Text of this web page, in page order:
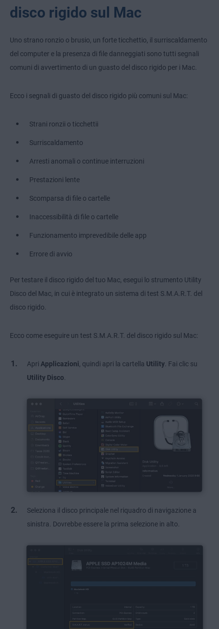
disco rigido sul Mac
Uno strano ronzio o brusio, un forte ticchettio, il surriscaldamento
del computer e la presenza di file danneggiati sono tutti segnali
comuni di avvertimento di un guasto del disco rigido per i Mac.
Ecco i segnali di guasto del disco rigido più comuni sul Mac:
Strani ronzii o ticchettii
Surriscaldamento
Arresti anomali o continue interruzioni
Prestazioni lente
Scomparsa di file o cartelle
Inaccessibilità di file o cartelle
Funzionamento imprevedibile delle app
Errore di avvio
Per testare il disco rigido del tuo Mac, esegui lo strumento Utility
Disco del Mac, in cui è integrato un sistema di test S.M.A.R.T. del
disco rigido.
Ecco come eseguire un test S.M.A.R.T. del disco rigido sul Mac:
Apri Applicazioni , quindi apri la cartella Utility . Fai clic su
Utility Disco
Seleziona il disco principale nel riquadro di navigazione a
sinistra. Dovrebbe essere la prima selezione in alto.